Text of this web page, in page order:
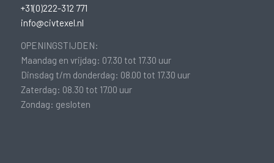
+31(0)222-312 771
info@civtexel.nl
OPENINGSTIJDEN:
Maandag en vrijdag: 07.30 tot 17.30 uur
Dinsdag t/m donderdag: 08.00 tot 17.30 uur
Zaterdag: 08.30 tot 17.00 uur
Zondag: gesloten